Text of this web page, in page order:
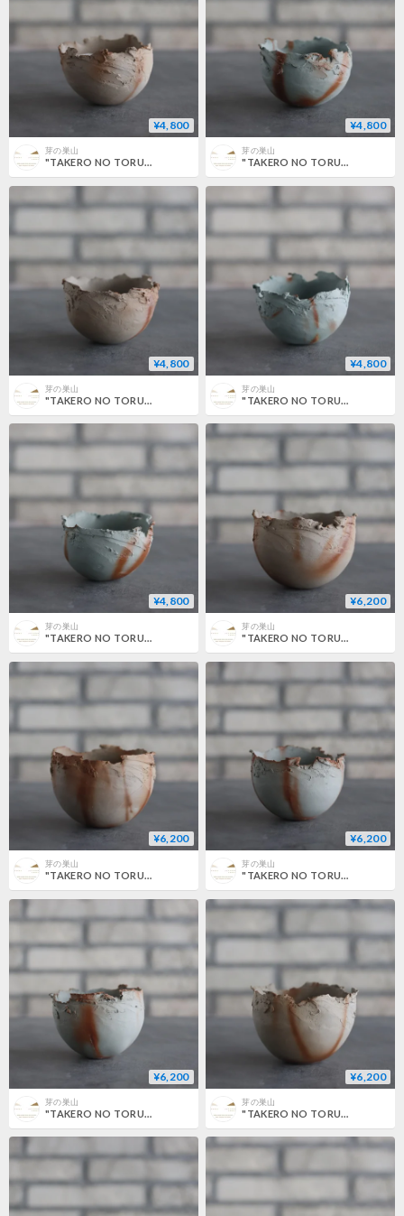
¥4,800
芽の巣山
"TAKERO NO TORUKO" / CHIGIRI / S (3号) no.802/185
¥4,800
芽の巣山
"TAKERO NO TORUKO" / CHIGIRI / S (3号) no.802/184
¥4,800
芽の巣山
"TAKERO NO TORUKO" / CHIGIRI / S (3号) no.802/183
¥4,800
芽の巣山
"TAKERO NO TORUKO" / CHIGIRI / S (3号) no.802/182
¥4,800
芽の巣山
"TAKERO NO TORUKO" / CHIGIRI / S (3号) no.802/180
¥6,200
芽の巣山
"TAKERO NO TORUKO" / CHIGIRI / M (3.5号) no.802/178
¥6,200
芽の巣山
"TAKERO NO TORUKO" / CHIGIRI / M (3.5号) no.802/177
¥6,200
芽の巣山
"TAKERO NO TORUKO" / CHIGIRI / M (3.5号) no.802/176
¥6,200
芽の巣山
¥6,200
芽の巣山